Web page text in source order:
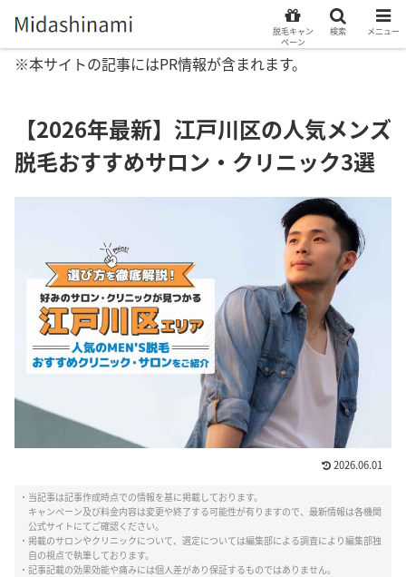
※本サイトの記事にはPR情報が含まれます。
【2026年最新】江戸川区の人気メンズ
脱毛おすすめサロン・クリニック3選
2026.06.01
・当記事は記事作成時点での情報を基に掲載しております。
キャンペーン及び料金内容は変更や終了する可能性が有りますので、最新情報は各機関
公式サイトにてご確認ください。
・掲載のサロンやクリニックについて、選定については編集部による調査により編集部独
自の視点で執筆しております。
・記事記載の効果効能や痛みには個人差があり保証するものではありません。
脱毛キャン
ペーン
検索 メニュー